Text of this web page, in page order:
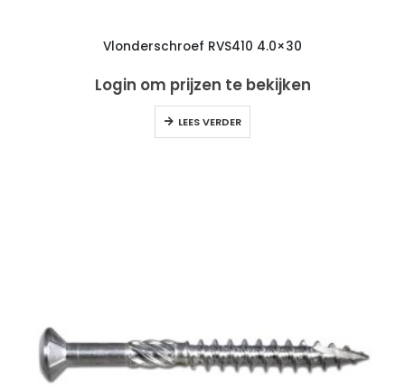
Vlonderschroef RVS410 4.0×30
Login om prijzen te bekijken
LEES VERDER